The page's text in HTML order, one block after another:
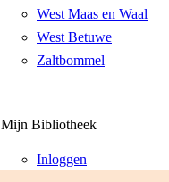
West Maas en Waal
West Betuwe
Zaltbommel
Mijn Bibliotheek
Inloggen